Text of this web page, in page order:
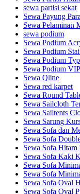
sewa partisi sekat
Sewa Payung
Sewa Pelaminan
sewa podium
Sewa Podium
Sewa Podium
Sewa Podium
Sewa Podium
Sewa Qline
Sewa red karpet
Sewa Round
Sewa Sailcloth
Sewa Sailtents
Sewa Sarung
Sewa Sofa dan
Sewa Sofa
Sewa Sofa
Sewa Sofa Kaki
Sewa Sofa
Sewa Sofa
Sewa Sofa Oval
Sewa Sofa Oval